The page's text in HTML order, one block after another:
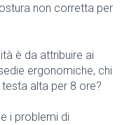
non corretta per
è da attribuire ai
ergonomiche, chi
alta per 8 ore?
i problemi di